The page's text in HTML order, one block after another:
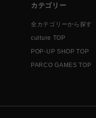
カテゴリー
全カテゴリーから探す
culture TOP
POP-UP SHOP TOP
PARCO GAMES TOP